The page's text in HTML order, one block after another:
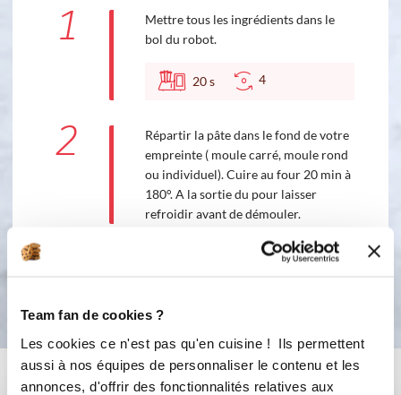
Team fan de cookies ?
Les cookies ce n'est pas qu'en cuisine ! Ils permettent
aussi à nos équipes de personnaliser le contenu et les
annonces, d'offrir des fonctionnalités relatives aux
1
Mettre tous les ingrédients dans le
bol du robot.
20s 4
2
Répartir la pâte dans le fond de votre
empreinte ( moule carré, moule rond
ou individuel). Cuire au four 20 min à
180°. A la sortie du pour laisser
refroidir avant de démouler.
Vous aimerez aussi ...